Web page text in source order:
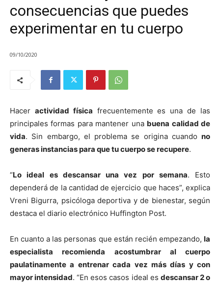
consecuencias que puedes
experimentar en tu cuerpo
09/10/2020
Hacer actividad física frecuentemente es una de las
principales formas para mantener una buena calidad de
vida. Sin embargo, el problema se origina cuando no
generas instancias para que tu cuerpo se recupere.
“Lo ideal es descansar una vez por semana. Esto
dependerá de la cantidad de ejercicio que haces”, explica
Vreni Bigurra, psicóloga deportiva y de bienestar, según
destaca el diario electrónico Huffington Post.
En cuanto a las personas que están recién empezando, la
especialista recomienda acostumbrar al cuerpo
paulatinamente a entrenar cada vez más días y con
mayor intensidad. “En esos casos ideal es descansar 2 o